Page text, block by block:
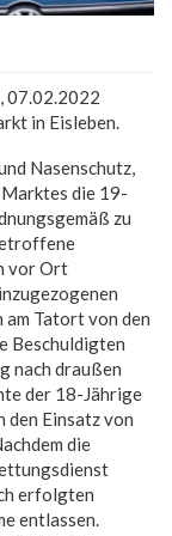
07.02.2022
in Eisleben.
Nasenschutz,
die 19-
zu
vor Ort
Tatort von den
Beschuldigten
nach draußen
der 18-Jährige
den Einsatz von
die
erfolgten
entlassen.